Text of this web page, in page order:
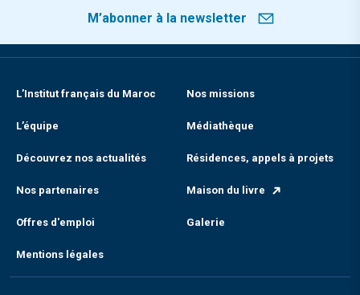
M’abonner à la newsletter
L’Institut français du Maroc Nos missions
L’équipe Médiathèque
Découvrez nos actualités Résidences, appels à projets
Nos partenaires Maison du livre
Offres d'emploi Galerie
Mentions légales